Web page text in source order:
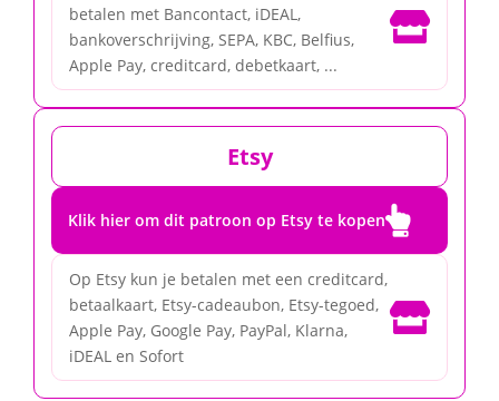
betalen met Bancontact, iDEAL,
bankoverschrijving, SEPA, KBC, Belfius,
Apple Pay, creditcard, debetkaart, ...

Etsy
Klik hier om dit patroon op Etsy te kopen
Op Etsy kun je betalen met een creditcard,
betaalkaart, Etsy-cadeaubon, Etsy-tegoed,
Apple Pay, Google Pay, PayPal, Klarna,
iDEAL en Sofort
